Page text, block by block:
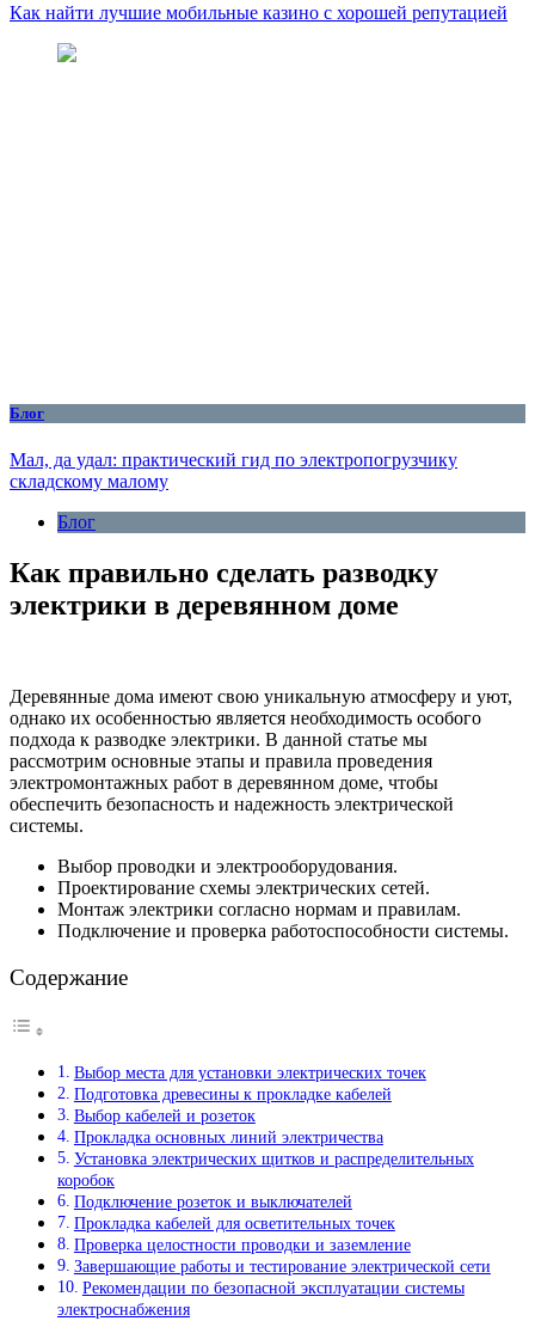
Как найти лучшие мобильные казино с хорошей репутацией
Блог
Мал, да удал: практический гид по электропогрузчику
складскому малому
Блог
Как правильно сделать разводку
электрики в деревянном доме
Деревянные дома имеют свою уникальную атмосферу и уют,
однако их особенностью является необходимость особого
подхода к разводке электрики. В данной статье мы
рассмотрим основные этапы и правила проведения
электромонтажных работ в деревянном доме, чтобы
обеспечить безопасность и надежность электрической
системы.
Выбор проводки и электрооборудования.
Проектирование схемы электрических сетей.
Монтаж электрики согласно нормам и правилам.
Подключение и проверка работоспособности системы.
Содержание
Выбор места для установки электрических точек
Подготовка древесины к прокладке кабелей
Выбор кабелей и розеток
Прокладка основных линий электричества
Установка электрических щитков и распределительных
коробок
Подключение розеток и выключателей
Прокладка кабелей для осветительных точек
Проверка целостности проводки и заземление
Завершающие работы и тестирование электрической сети
Рекомендации по безопасной эксплуатации системы
электроснабжения